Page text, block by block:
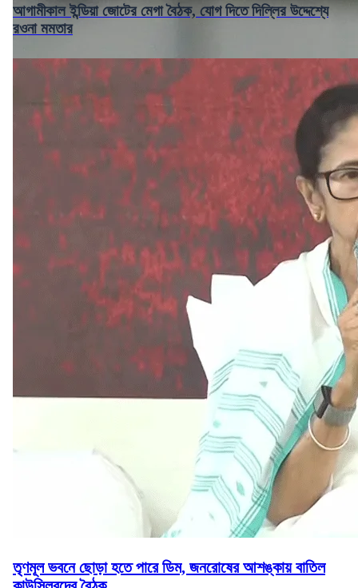
আগামীকাল ইন্ডিয়া জোটের মেগা বৈঠক, যোগ দিতে দিল্লির উদ্দেশ্যে
রওনা মমতার
তৃণমূল ভবনে ছোড়া হতে পারে ডিম, জনরোষের আশঙ্কায় বাতিল